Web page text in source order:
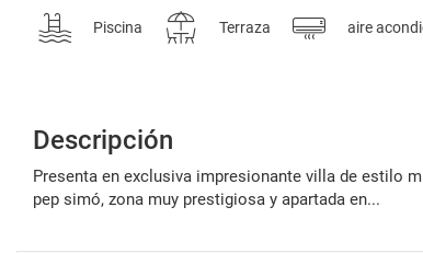
Piscina Terraza aire
Descripción
presenta en exclusiva impresionante villa de estilo minimalista y retro con lejanas vistas al mar mediterráneo en la urbanización can
pep simó, zona muy prestigiosa y apartada en...